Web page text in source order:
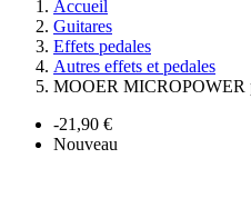
Accueil
Guitares
Effets pedales
Autres effets et pedales
MOOER MICROPOWER
-21,90 €
Nouveau